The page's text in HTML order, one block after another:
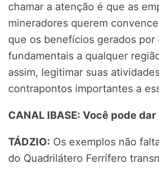
chamar a atenção é que as
mineradores querem
que os benefícios gerados por
fundamentais a qualquer
assim, legitimar suas
contrapontos importantes a
CANAL IBASE: Você pode
TÁDZIO: Os exemplos não
do Quadrilátero Ferrífero